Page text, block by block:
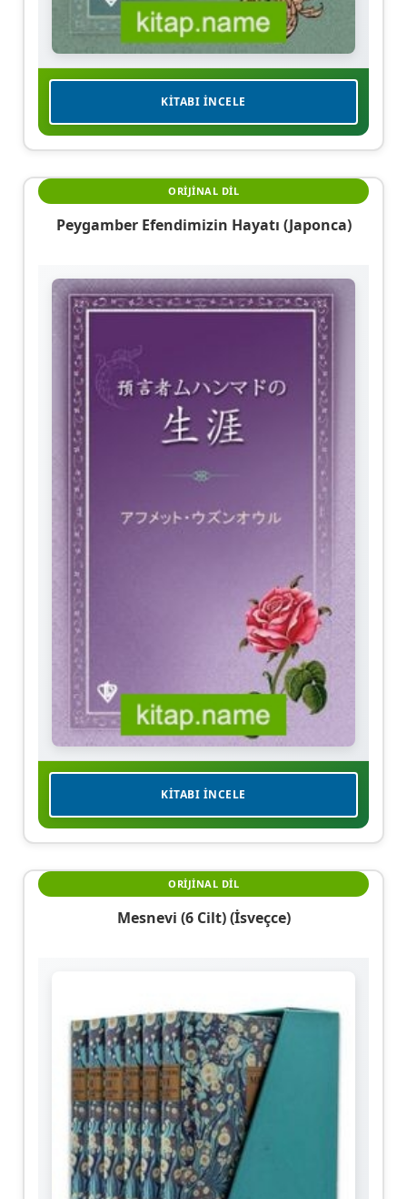
KITABI İNCELE
ORIJINAL DIL
Peygamber Efendimizin Hayatı (Japonca)
KITABI İNCELE
ORIJINAL DIL
Mesnevi (6 Cilt) (İsveçce)